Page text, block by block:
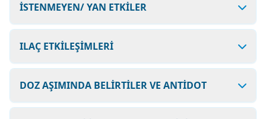
İSTENMEYEN/ YAN ETKİLER
ILAÇ ETKİLEŞİMLERİ
DOZ AŞIMINDA BELİRTİLER VE ANTİDOT